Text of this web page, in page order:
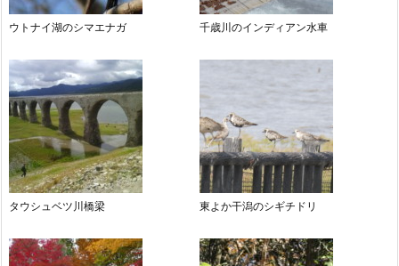
ウトナイ湖のシマエナガ 千歳川のインディアン水車
タウシュベツ川橋梁 東よか干潟のシギチドリ